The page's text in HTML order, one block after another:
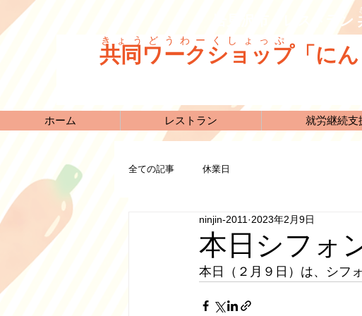
岩見沢市 レストラン
共同ワークショップ「にん
きょうどうわーくしょっぷ
ホーム レストラン 就労継続支
全ての記事 休業日
本日シフォ
ninjin-2011 2023年2月9日
本日（２月９日）は、シフ